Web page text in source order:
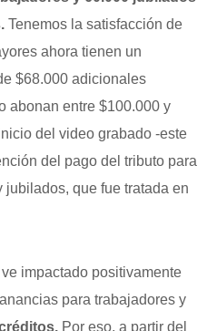
Tenemos la satisfacción de
ahora tienen un
$68.000 adicionales
abonan entre $100.000 y
del video grabado -este
del pago del tributo para
que fue tratada en
impactado positivamente
para trabajadores y
Por eso, a partir del